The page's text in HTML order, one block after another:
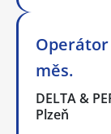
Operátor
měs.
DELTA &
Plzeň